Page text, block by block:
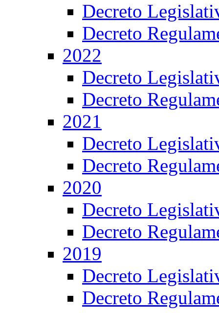
Decreto
Decreto
2022
Decreto
Decreto
2021
Decreto
Decreto
2020
Decreto
Decreto
2019
Decreto
Decreto